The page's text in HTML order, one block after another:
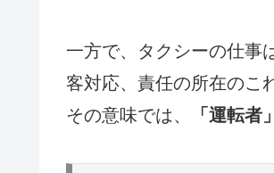
一方で、タクシーの仕事
客対応、責任の所在のこ
その意味では、
「運転